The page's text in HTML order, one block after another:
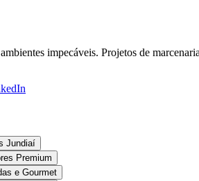
impecáveis. Projetos de
Jundiaí
Premium
e Gourmet